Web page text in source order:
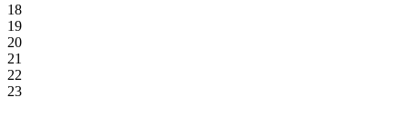
18
19
20
21
22
23